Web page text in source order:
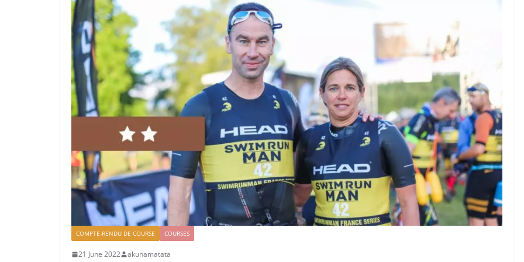
COMPTE-RENDU DE COURSE COURSES
21 June 2022 akunamatata